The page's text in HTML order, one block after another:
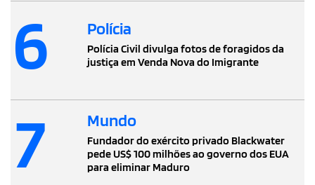
6 Polícia
Polícia Civil divulga fotos de foragidos da
justiça em Venda Nova do Imigrante
7 Mundo
Fundador do exército privado Blackwater
pede US$ 100 milhões ao governo dos EUA
para eliminar Maduro